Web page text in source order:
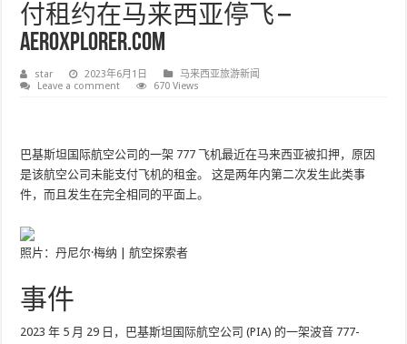
付租约在马来西亚停飞 –
AeroXplorer.com
star 2023年6月1日
马来西亚旅游新闻
Leave a comment
670 Views
巴基斯坦国际航空公司的一架 777 飞机最近在马来西亚被扣押，原因
是该航空公司未能支付飞机的租金。 这是两年内第二次发生此类事
件，而且发生在完全相同的平面上。
照片：丹尼尔·梅纳 | 航空探索者
事件
2023 年 5 月 29 日，巴基斯坦国际航空公司 (PIA) 的一架波音 777-